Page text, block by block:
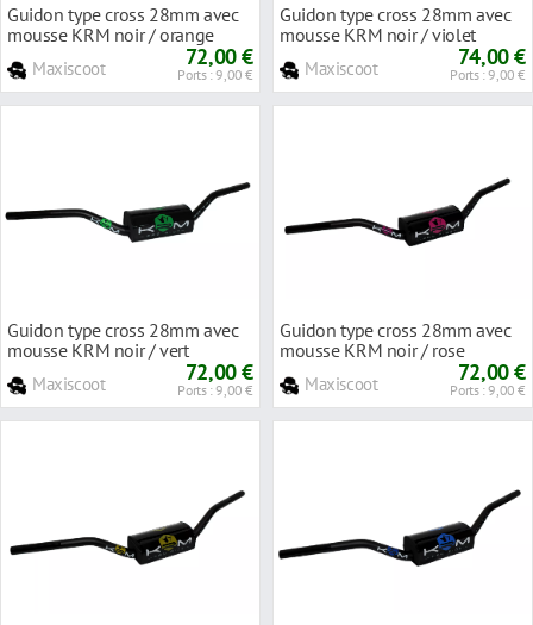
Guidon type cross 28mm avec
mousse KRM noir / orange
Maxiscoot 72,00 €
Ports : 9,00 €
Guidon type cross 28mm avec
mousse KRM noir / violet
Maxiscoot 74,00 €
Ports : 9,00 €
Guidon type cross 28mm avec
mousse KRM noir / vert
Maxiscoot 72,00 €
Ports : 9,00 €
Guidon type cross 28mm avec
mousse KRM noir / rose
Maxiscoot 72,00 €
Ports : 9,00 €